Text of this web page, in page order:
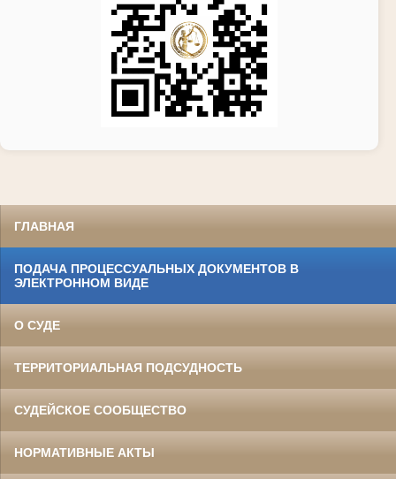
ГЛАВНАЯ
ПОДАЧА ПРОЦЕССУАЛЬНЫХ ДОКУМЕНТОВ В
ЭЛЕКТРОННОМ ВИДЕ
О СУДЕ
ТЕРРИТОРИАЛЬНАЯ ПОДСУДНОСТЬ
СУДЕЙСКОЕ СООБЩЕСТВО
НОРМАТИВНЫЕ АКТЫ